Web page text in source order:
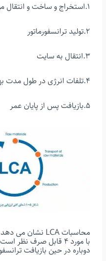
1.اﺳﺘﺨﺮاج و ﺳﺎﺧﺖ و اﻧﺘﻘﺎل ﻣﻮاد ﺧﺎم اوﻟﯿﻪ
2.ﺗﻮﻟﯿﺪ ﺗﺮاﻧﺴﻔﻮرﻣﺎﺗﻮر
3.اﻧﺘﻘﺎل ﺑﻪ ﺳﺎﯾﺖ
4.ﺗﻠﻔﺎت اﻧﺮژى در ﻃﻮل ﻣﺪت ﺑﻬﺮه ﺑﺮدارى
5.ﺑﺎزﯾﺎﻓﺖ ﭘﺲ از ﭘﺎﯾﺎن ﻋﻤﺮ
با مورد 4 ﻗﺎﺑﻞ ﺻﺮف
دوﺑﺎره در ﺣﯿﻦ ﺑﺎزﯾﺎﻓﺖ